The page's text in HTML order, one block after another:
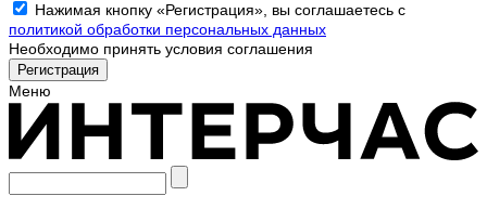
Нажимая кнопку «Регистрация», вы соглашаетесь с
политикой обработки персональных данных
Необходимо принять условия соглашения
Меню